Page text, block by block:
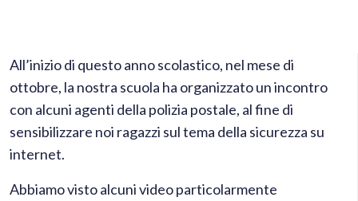
All’inizio di questo anno scolastico, nel mese di
ottobre, la nostra scuola ha organizzato un incontro
con alcuni agenti della polizia postale, al fine di
sensibilizzare noi ragazzi sul tema della sicurezza su
internet.
Abbiamo visto alcuni video particolarmente